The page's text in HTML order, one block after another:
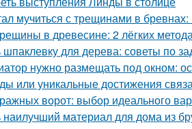
мучиться с трещинами в
в древесине: 2 лёгких
шпаклевку для дерева: советы по
нужно размещать под окном:
или уникальные достижения
ворот: выбор идеального
наилучший материал для дома из